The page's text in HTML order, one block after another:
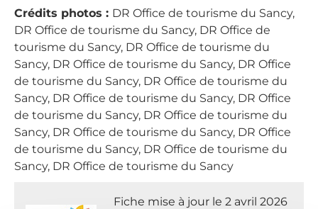
Crédits photos : DR Office de tourisme du Sancy,
DR Office de tourisme du Sancy, DR Office de
tourisme du Sancy, DR Office de tourisme du
Sancy, DR Office de tourisme du Sancy, DR Office
de tourisme du Sancy, DR Office de tourisme du
Sancy, DR Office de tourisme du Sancy, DR Office
de tourisme du Sancy, DR Office de tourisme du
Sancy, DR Office de tourisme du Sancy, DR Office
de tourisme du Sancy, DR Office de tourisme du
Sancy, DR Office de tourisme du Sancy
Fiche mise à jour le 2 avril 2026